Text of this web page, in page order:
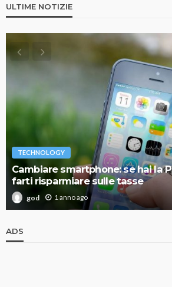
ULTIME NOTIZIE
TECHNOLOGY
Cambiare smartphone: se hai la
farti risparmiare sulle tasse
god 1 anno ago
ADS